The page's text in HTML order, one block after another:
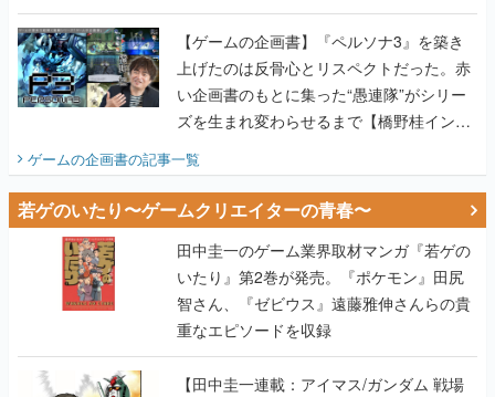
画書】
【ゲームの企画書】『ペルソナ3』を築き
上げたのは反骨心とリスペクトだった。赤
い企画書のもとに集った“愚連隊”がシリー
ズを生まれ変わらせるまで【橋野桂インタ
ゲームの企画書の記事一覧
若ゲのいたり〜ゲームクリエイターの青春〜
田中圭一のゲーム業界取材マンガ『若ゲの
いたり』第2巻が発売。『ポケモン』田尻
智さん、『ゼビウス』遠藤雅伸さんらの貴
重なエピソードを収録
【田中圭一連載：アイマス/ガンダム 戦場